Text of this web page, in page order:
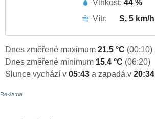
Vlhkost: 44 %
Vítr:
S, 5 km/h
Dnes změřené maximum 21.5 °C (00:10)
Dnes změřené minimum 15.4 °C (06:20)
Slunce vychází v 05:43 a zapadá v 20:34